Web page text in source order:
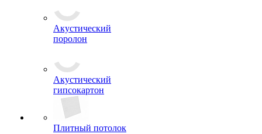
поролон
Акустический
гипсокартон